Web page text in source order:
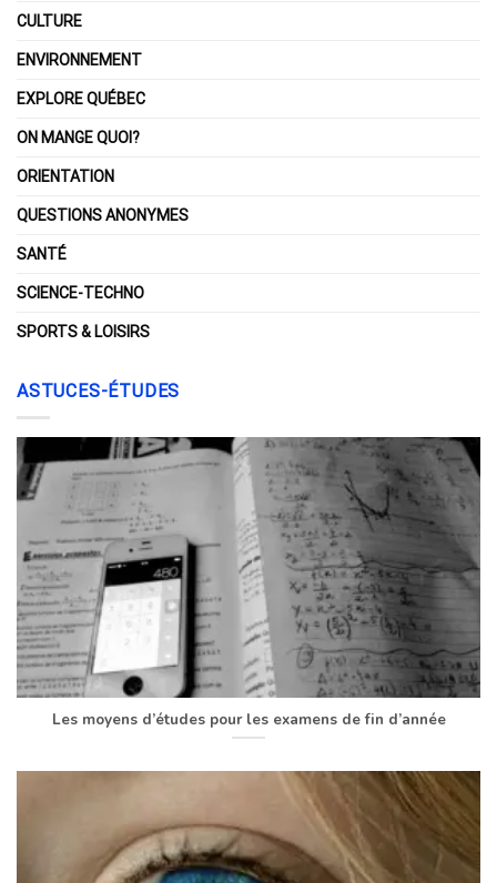
CULTURE
ENVIRONNEMENT
EXPLORE QUÉBEC
ON MANGE QUOI?
ORIENTATION
QUESTIONS ANONYMES
SANTÉ
SCIENCE-TECHNO
SPORTS & LOISIRS
ASTUCES-ÉTUDES
Les moyens d’études pour les examens de fin d’année